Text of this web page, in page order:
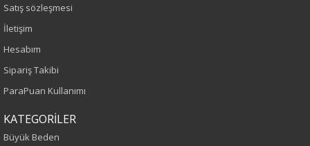
Kalıp
Büyük Beden
110
Satış sözleşmesi
İletişim
Hesabım
Sipariş Takibi
ParaPuan Kullanımı
KATEGORİLER
Büyük Beden